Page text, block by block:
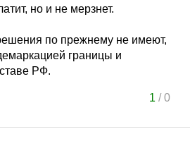
но и не мерзнет.
по прежнему не имеют,
границы и
РФ.
1 /0